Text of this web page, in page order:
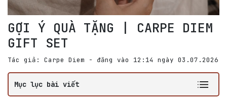
GỢI Ý QUÀ TẶNG | CARPE DIEM
GIFT SET
Tác giả: Carpe Diem - đăng vào 12:14 ngày 03.07.2026
Mục lục bài viết